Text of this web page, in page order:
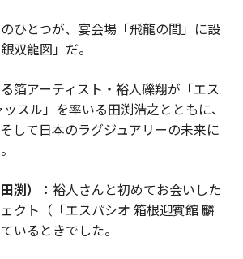
ひとつが、宴会場「飛龍の間」に設
双龍図」だ。
箔アーティスト・裕人礫翔が「エス
スル」を率いる田渕浩之とともに、
して日本のラグジュアリーの未来に
渕）： 裕人さんと初めてお会いした
クト（「エスパシオ 箱根迎賓館 麟
いるときでした。